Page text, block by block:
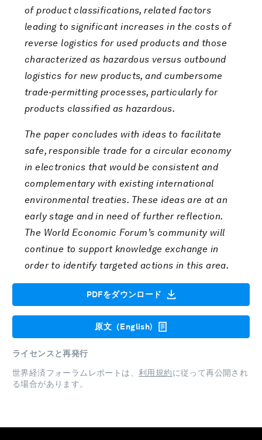
of product classifications, related factors
leading to significant increases in the costs of
reverse logistics for used products and those
characterized as hazardous versus outbound
logistics for new products, and cumbersome
trade‑permitting processes, particularly for
products classified as hazardous.
The paper concludes with ideas to facilitate
safe, responsible trade for a circular economy
in electronics that would be consistent and
complementary with existing international
environmental treaties. These ideas are at an
early stage and in need of further reflection.
The World Economic Forum’s community will
continue to support knowledge exchange in
order to identify targeted actions in this area.
PDFをダウンロード
原文（English)
ライセンスと再発行
世界経済フォーラムレポートは、 利用規約に従って再公開され
る場合があります。